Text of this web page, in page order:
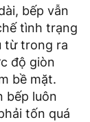
bếp vẫn
tình trạng
từ trong ra
độ giòn
bề mặt.
bếp luôn
tốn quá